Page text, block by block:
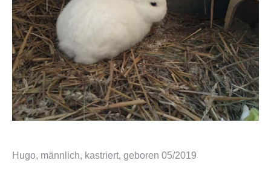
Hugo, männlich, kastriert, geboren 05/2019